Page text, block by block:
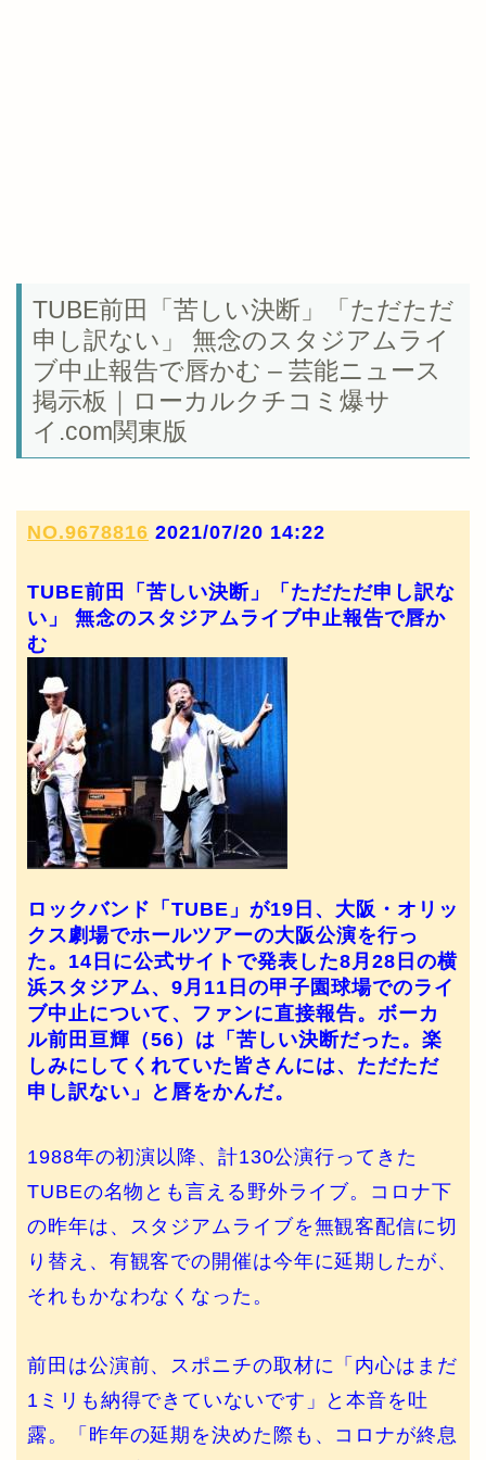
TUBE前田「苦しい決断」「ただただ
申し訳ない」 無念のスタジアムライ
ブ中止報告で唇かむ – 芸能ニュース
掲示板｜ローカルクチコミ爆サ
イ.com関東版
NO.9678816 2021/07/20 14:22
TUBE前田「苦しい決断」「ただただ申し訳な
い」 無念のスタジアムライブ中止報告で唇か
む
ロックバンド「TUBE」が19日、大阪・オリッ
クス劇場でホールツアーの大阪公演を行っ
た。14日に公式サイトで発表した8月28日の横
浜スタジアム、9月11日の甲子園球場でのライ
ブ中止について、ファンに直接報告。ボーカ
ル前田亘輝（56）は「苦しい決断だった。楽
しみにしてくれていた皆さんには、ただただ
申し訳ない」と唇をかんだ。
1988年の初演以降、計130公演行ってきた
TUBEの名物とも言える野外ライブ。コロナ下
の昨年は、スタジアムライブを無観客配信に切
り替え、有観客での開催は今年に延期したが、
それもかなわなくなった。
前田は公演前、スポニチの取材に「内心はまだ
1ミリも納得できていないです」と本音を吐
露。「昨年の延期を決めた際も、コロナが終息